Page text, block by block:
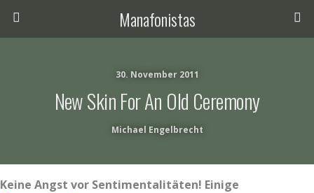
Manafonistas
30. November 2011
New Skin For An Old Ceremony
Michael Engelbrecht
Keine Angst vor Sentimentalitäten! Einige